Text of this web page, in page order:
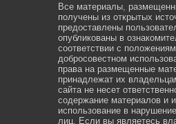
Все материалы,
получены из открытых
предоставлены
опубликованы в
соответствии с
добросовестном
права на размещенные
принадлежат их
сайта не несет
содержание материалов и
использование в
лиц. Если вы являетесь